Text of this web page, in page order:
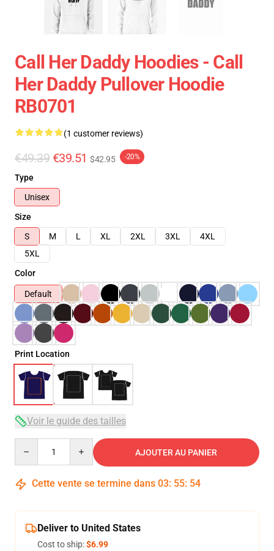
Call Her Daddy Hoodies - Call
Her Daddy Pullover Hoodie
RB0701
(1 customer reviews)
€49.39 €39.51 $42.95 -20%
Type
Unisex
Size
S
M L XL 2XL 3XL
4XL
5XL
Color
Default
Print Location
Voir le guide des tailles
AJOUTER AU PANIER
Cette vente se termine dans 03: 55: 54
Deliver to United States
Cost to ship:$6.99